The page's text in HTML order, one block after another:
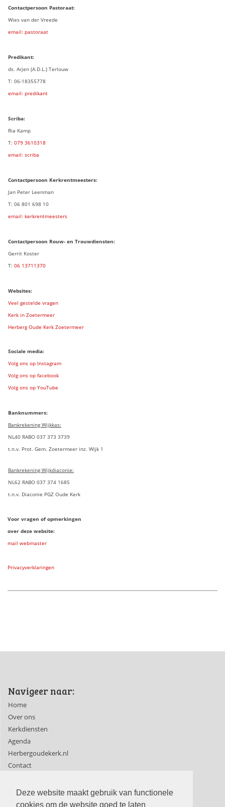
Deze website maakt gebruik van functionele
cookies om de website goed te laten
Contactpersoon Pastoraat:
Wies van der Vreede
email: pastoraat
Predikant:
ds. Arjen (A.D.L.) Terlouw
T: 06-18355778
email: predikant
Scriba:
Ria Kamp
T: 079 3610318
email: scriba
Contactpersoon Kerkrentmeesters:
Jan Peter Leenman
T: 06 801 698 10
email: kerkrentmeesters
Contactpersoon Rouw- en Trouwdiensten:
Gerrit Koster
T: 06 13711370
Websites:
Veel gestelde vragen
Kerk in Zoetermeer
Herberg Oude Kerk Zoetermeer
Sociale media:
Volg ons op Instagram
Volg ons op facebook
Volg ons op YouTube
Banknummers:
Bankrekening Wijkkas:
NL40 RABO 037 373 3739
t.n.v. Prot. Gem. Zoetermeer inz. Wijk 1
Bankrekening Wijkdiaconie:
NL62 RABO 037 374 1685
t.n.v. Diaconie PGZ Oude Kerk
Voor vragen of opmerkingen
over deze website:
mail webmaster
Privacyverklaringen
Navigeer naar:
Home
Over ons
Kerkdiensten
Agenda
Herbergoudekerk.nl
Contact